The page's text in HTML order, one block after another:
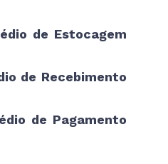
de Estocagem
de Recebimento
de Pagamento